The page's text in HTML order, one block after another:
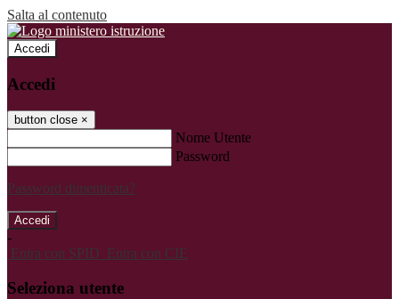
Salta al contenuto
Accedi
Accedi
button close ×
Nome Utente
Password
Password dimenticata?
-
Entra con SPID Entra con CIE
Seleziona utente